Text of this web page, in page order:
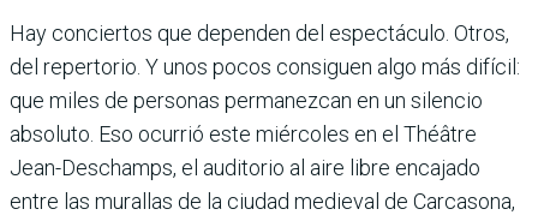
Hay conciertos que dependen del espectáculo. Otros,
del repertorio. Y unos pocos consiguen algo más difícil:
que miles de personas permanezcan en un silencio
absoluto. Eso ocurrió este miércoles en el Théâtre
Jean-Deschamps, el auditorio al aire libre encajado
entre las murallas de la ciudad medieval de Carcasona,